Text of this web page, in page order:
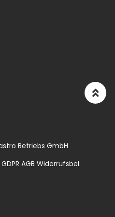
Betriebs GmbH
GDPR AGB Widerrufsbel.